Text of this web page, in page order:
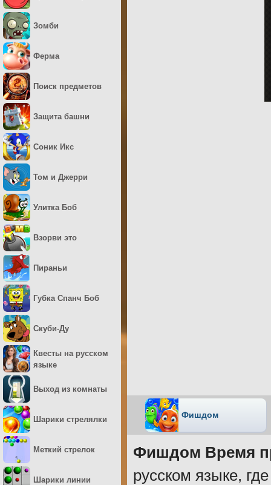
Фишдом
Фишдом Время
русском языке,
Зомби
Ферма
Поиск предметов
Защита башни
Соник Икс
Том и Джерри
Улитка Боб
Взорви это
Пираньи
Губка Спанч Боб
Скуби-Ду
Квесты на русском
языке
Выход из комнаты
Шарики стрелялки
Меткий стрелок
Шарики линии